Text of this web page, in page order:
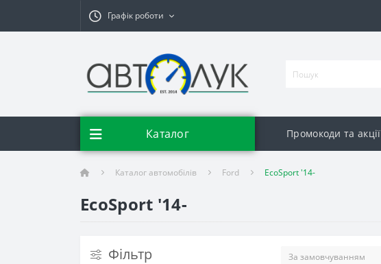
Графік роботи
Каталог Промокоди та акції
Каталог автомобілів Ford EcoSport '14-
EcoSport '14-
Фільтр